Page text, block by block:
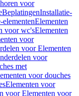
voor
BeplatingenInstallatie-
Elementen
voor wc'sElementen
voor
voor Elementen
voor
met
voor douches
Elementen voor
voor Elementen voor